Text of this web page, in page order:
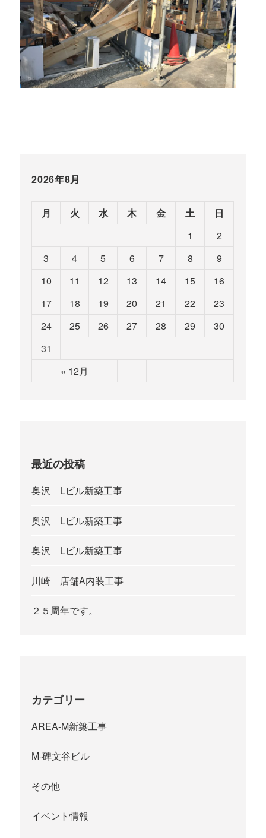
2026年8月
月 火 水 木 金 土 日
« 12月
1
2
3
4 5 6 7 8
9
10
11 12 13 14 15
16
17
18 19 20 21 22
23
24
25 26 27 28 29
30
31
最近の投稿
奥沢 Lビル新築工事
奥沢 Lビル新築工事
奥沢 Lビル新築工事
川崎 店舗A内装工事
２５周年です。
カテゴリー
AREA-M新築工事
M-碑文谷ビル
その他
イベント情報